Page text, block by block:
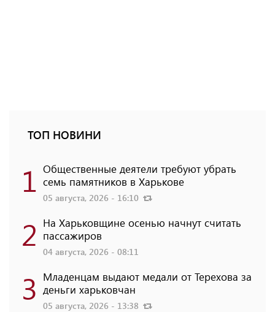
ТОП НОВИНИ
1 Общественные деятели требуют убрать
семь памятников в Харькове
05 августа, 2026 - 16:10
2 На Харьковщине осенью начнут считать
пассажиров
04 августа, 2026 - 08:11
3 Младенцам выдают медали от Терехова за
деньги харьковчан
05 августа, 2026 - 13:38